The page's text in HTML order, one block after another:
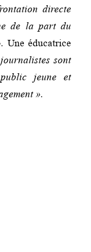
directe
de la part du
Une éducatrice
sont
jeune et
».